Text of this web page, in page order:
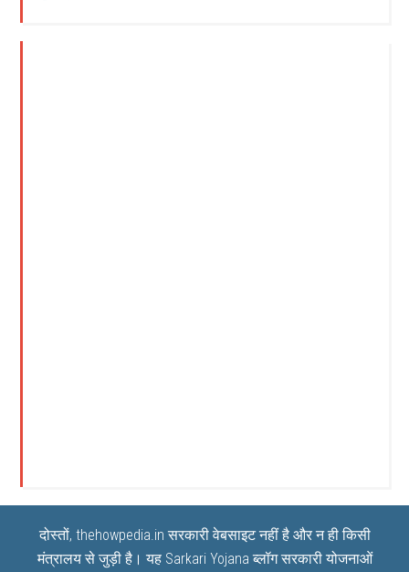
दोस्तों, thehowpedia.in सरकारी वेबसाइट नहीं है और न ही किसी
मंत्रालय से जुड़ी है। यह Sarkari Yojana ब्लॉग सरकारी योजनाओं